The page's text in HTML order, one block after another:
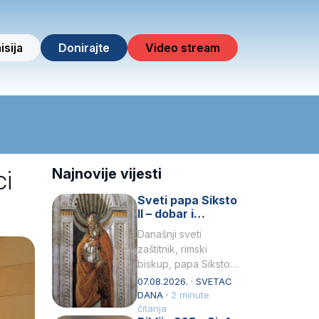
Donirajte Video stream
Najnovije vijesti
Sveti papa Siksto
II – dobar i
miroljubiv pastir
Današnji sveti
zaštitnik, rimski
biskup, papa Siksto
(Sixtus) II, prema
knjizi Liber
Pontificalis bio je
07.08.2026. · SVETAC
DANA · 2 minute
čitanja